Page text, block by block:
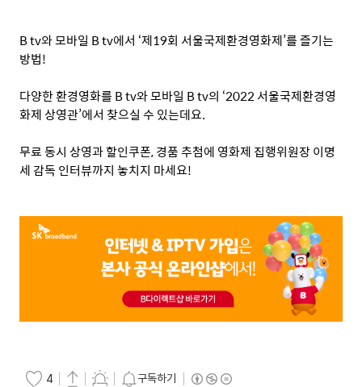
B tv와 모바일 B tv에서 ‘제19회 서울국제환경영화제’를 즐기는
방법!
다양한 환경영화를 B tv와 모바일 B tv의 ‘2022서울국제환경영
화제 상영관’에서 찾으실 수 있는데요.
무료 동시 상영과 할인쿠폰,경품 추첨에 영화제 집행위원장 이명
세 감독 인터뷰까지 놓치지 마세요!
4 구독하기